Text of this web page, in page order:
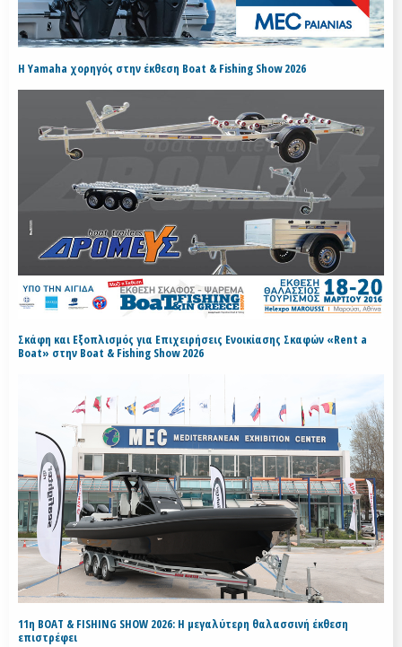
H Yamaha χορηγός στην έκθεση Boat & Fishing Show 2026
Σκάφη και Εξοπλισμός για Επιχειρήσεις Ενοικίασης Σκαφών «Rent a
Boat» στην Boat & Fishing Show 2026
11η BOAT & FISHING SHOW 2026: Η μεγαλύτερη θαλασσινή έκθεση
επιστρέφει